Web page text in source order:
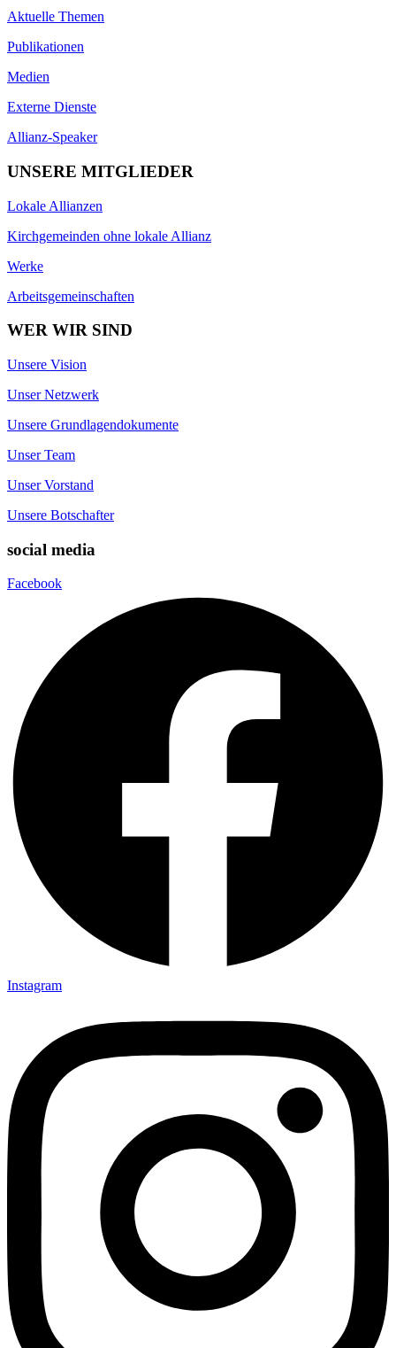
Aktuelle Themen
Publikationen
Medien
Externe Dienste
Allianz-Speaker
UNSERE MITGLIEDER
Lokale Allianzen
Kirchgemeinden ohne lokale Allianz
Werke
Arbeitsgemeinschaften
WER WIR SIND
Unsere Vision
Unser Netzwerk
Unsere Grundlagendokumente
Unser Team
Unser Vorstand
Unsere Botschafter
social media
Facebook
Instagram